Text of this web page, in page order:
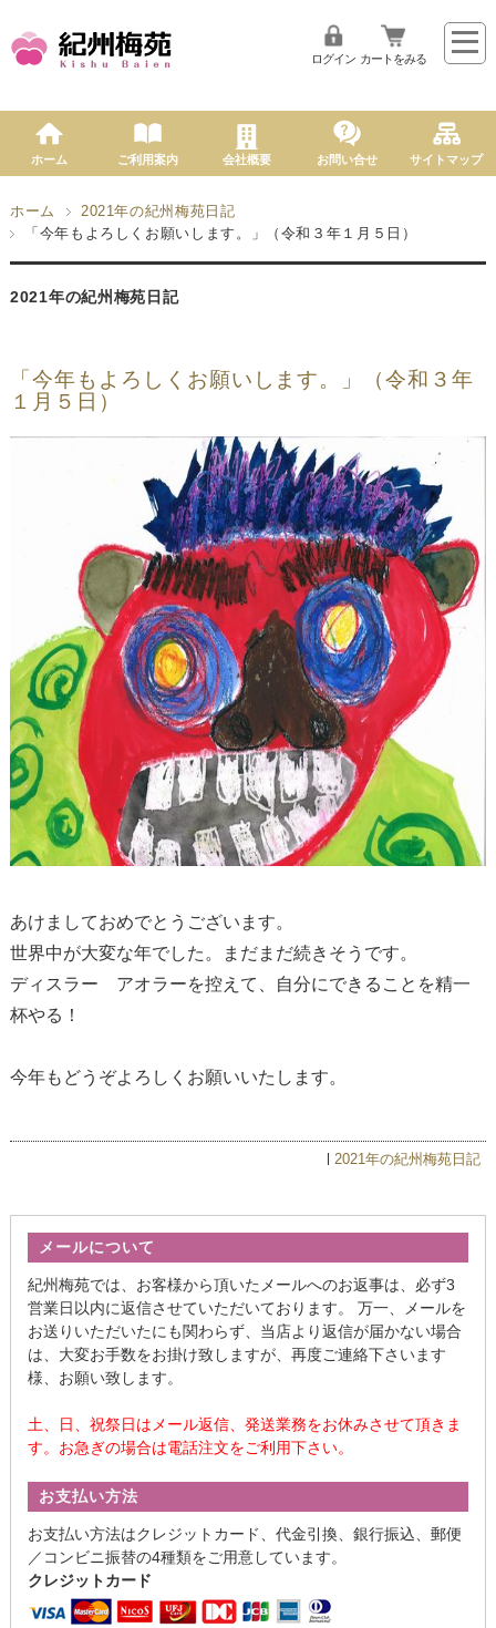
ログイン カートをみる
ホーム ご利用案内 会社概要 お問い合せ サイトマップ
ホーム
2021年の紀州梅苑日記
「今年もよろしくお願いします。」（令和３年１月５日）
2021年の紀州梅苑日記
「今年もよろしくお願いします。」（令和３年
１月５日）
あけましておめでとうございます。
世界中が大変な年でした。まだまだ続きそうです。
ディスラー アオラーを控えて、自分にできることを精一
杯やる！
今年もどうぞよろしくお願いいたします。
2021年の紀州梅苑日記
メールについて
紀州梅苑では、お客様から頂いたメールへのお返事は、必ず3
営業日以内に返信させていただいております。 万一、メールを
お送りいただいたにも関わらず、当店より返信が届かない場合
は、大変お手数をお掛け致しますが、再度ご連絡下さいます
様、お願い致します。
土、日、祝祭日はメール返信、発送業務をお休みさせて頂きま
す。お急ぎの場合は電話注文をご利用下さい。
お支払い方法
お支払い方法はクレジットカード、代金引換、銀行振込、郵便
／コンビニ振替の4種類をご用意しています。
クレジットカード